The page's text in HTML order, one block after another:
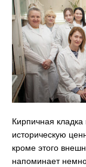
Кирпичная
историческую
кроме этого
напоминает